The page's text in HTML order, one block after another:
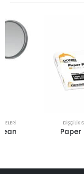
DIŞÇILIK SARF
Paper Point